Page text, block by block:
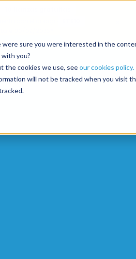
sure you were interested in the
you?
the cookies we use, seeour cookies policy.
will not be tracked when you visit
con el código
el 30/09/2026*
la oferta